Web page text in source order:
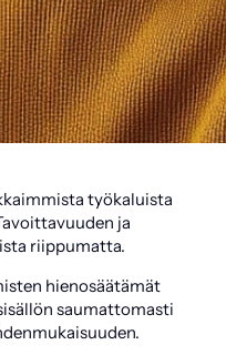
työkaluista
ja
riippumatta.
hienosäätämät
saumattomasti